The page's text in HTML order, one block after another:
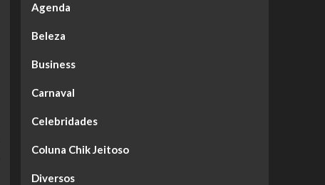
Agenda
Beleza
Business
Carnaval
Celebridades
Coluna Chik Jeitoso
Diversos